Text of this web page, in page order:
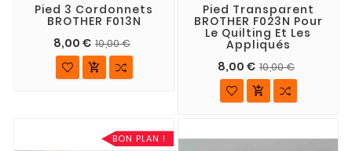
Pied 3 Cordonnets
BROTHER F013N
8,00 € 10,00 €

Pied Transparent
BROTHER F023N Pour
Le Quilting Et Les
Appliqués
8,00 € 10,00 €

BON PLAN !